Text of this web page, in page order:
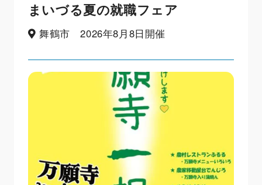
まいづる夏の就職フェア
舞鶴市 2026年8月8日開催